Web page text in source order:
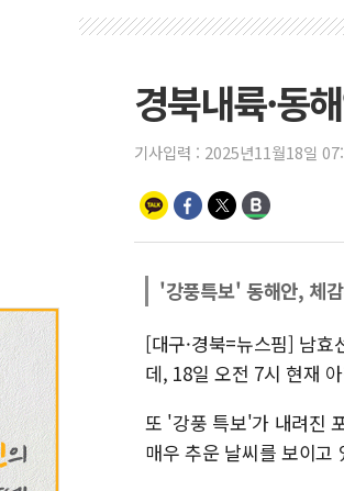
경북내륙·동
기사입력 : 2025년11월18일
'강풍특보' 동해안, 체
[대구·경북=뉴스핌] 남
데, 18일 오전 7시 현재
또 '강풍 특보'가 내려진
매우 추운 날씨를 보이고